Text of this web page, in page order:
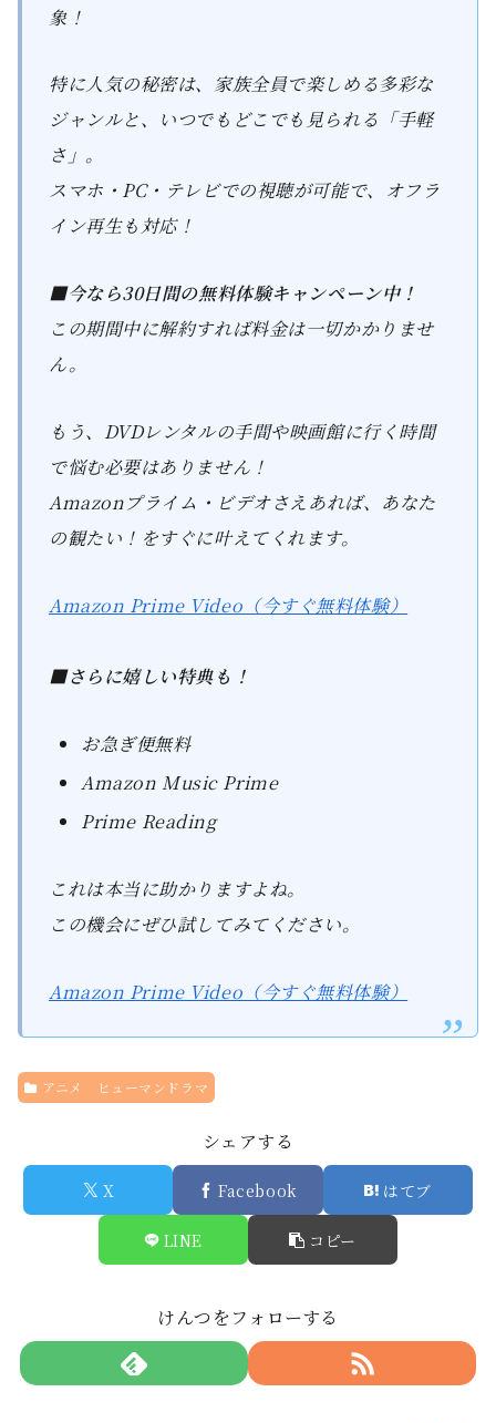
象！
特に人気の秘密は、家族全員で楽しめる多彩な
ジャンルと、いつでもどこでも見られる「手軽
さ」。
スマホ・PC・テレビでの視聴が可能で、オフラ
イン再生も対応！
■今なら30日間の無料体験キャンペーン中！
この期間中に解約すれば料金は一切かかりませ
ん。
もう、DVDレンタルの手間や映画館に行く時間
で悩む必要はありません！
Amazonプライム・ビデオさえあれば、あなた
の観たい！をすぐに叶えてくれます。
Amazon Prime Video（今すぐ無料体験）
■さらに嬉しい特典も！
お急ぎ便無料
Amazon Music Prime
Prime Reading
これは本当に助かりますよね。
この機会にぜひ試してみてください。
Amazon Prime Video（今すぐ無料体験）
アニメ ヒューマンドラマ
シェアする
X Facebook はてブ
LINE コピー
けんつをフォローする